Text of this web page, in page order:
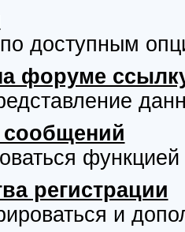
доступным
форуме ссылку
регистрации
и